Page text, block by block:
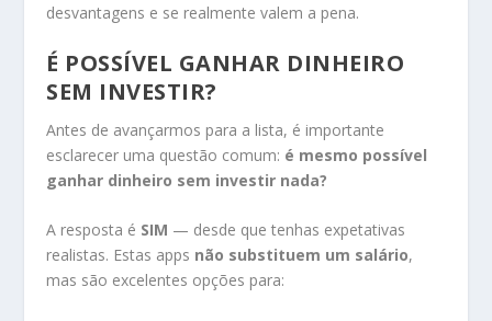
desvantagens e se realmente valem a pena.
É POSSÍVEL GANHAR DINHEIRO
SEM INVESTIR?
Antes de avançarmos para a lista, é importante
esclarecer uma questão comum: é mesmo possível
ganhar dinheiro sem investir nada?
A resposta é SIM — desde que tenhas expetativas
realistas. Estas apps não substituem um salário,
mas são excelentes opções para: